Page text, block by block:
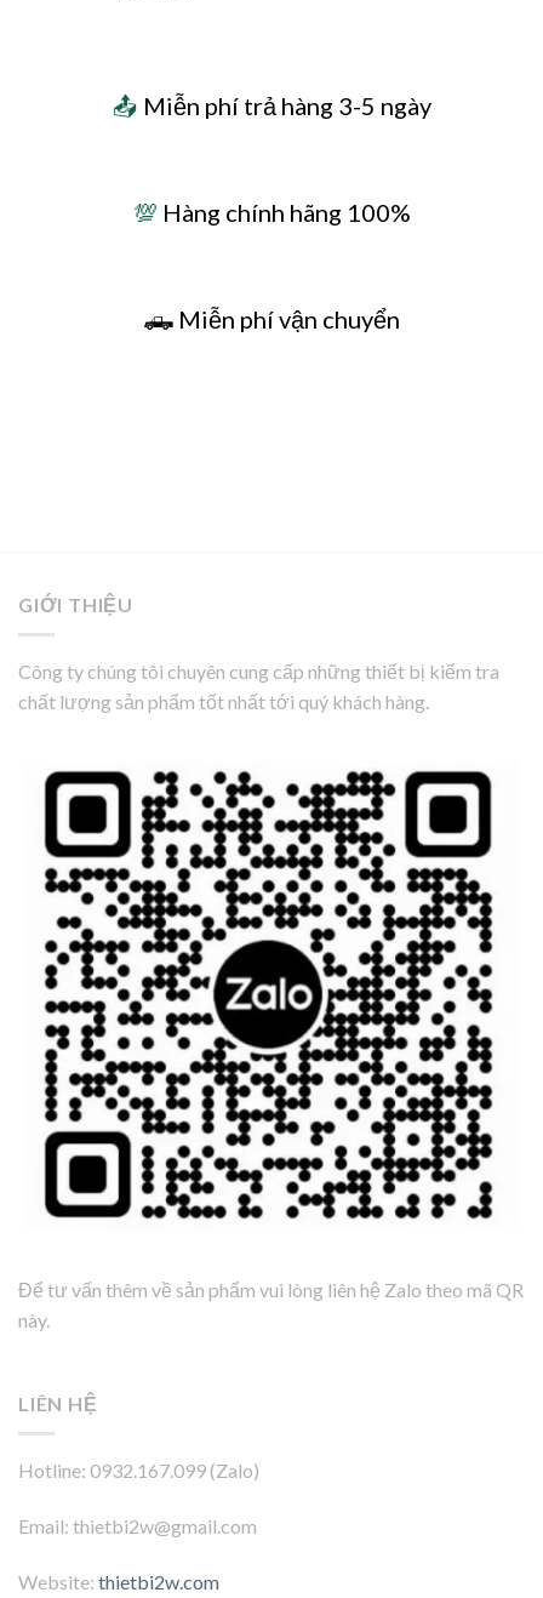
📤 Miễn phí trả hàng 3-5 ngày
💯 Hàng chính hãng 100%
🛻 Miễn phí vận chuyển
GIỚI THIỆU
Công ty chúng tôi chuyên cung cấp những thiết bị kiểm tra
chất lượng sản phẩm tốt nhất tới quý khách hàng.
Để tư vấn thêm về sản phẩm vui lòng liên hệ Zalo theo mã QR
này.
LIÊN HỆ
Hotline: 0932.167.099 (Zalo)
Email: thietbi2w@gmail.com
Website: thietbi2w.com